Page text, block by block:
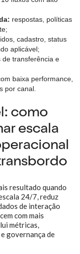
respostas, políticas
cadastro, status
aplicável;
de transferência e
baixa performance,
por canal.
como
escala
resultado quando
24/7, reduz
de interação
com mais
métricas,
governança de